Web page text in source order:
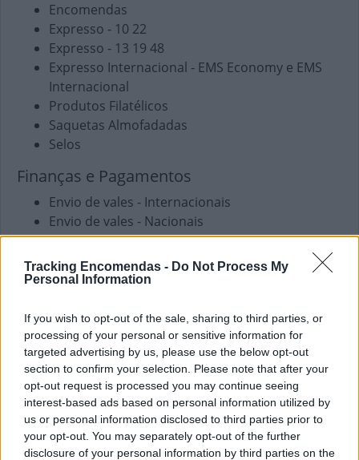
Tracking Encomendas - Do Not Process My
Personal Information
If you wish to opt-out of the sale, sharing to third parties, or
processing of your personal or sensitive information for
targeted advertising by us, please use the below opt-out
section to confirm your selection. Please note that after your
opt-out request is processed you may continue seeing
interest-based ads based on personal information utilized by
us or personal information disclosed to third parties prior to
your opt-out. You may separately opt-out of the further
disclosure of your personal information by third parties on the
Encomendas
Expresso - 10 22
Expresso - 13 19 48
Expresso Internacional - EMS Economy e EMS
Internacional
Produtos Filatélicos
Saquetas Almofadadas
Selos
Finanças e Pagamentos
Envio de vales - Internacionais
Envio de vales - Nacionais
Pagamento de Coimas
Pagamento de Faturas
Pagamento de Impostos
Pagamento de Vales
Outros Serviços
Carregamento de Telemóveis